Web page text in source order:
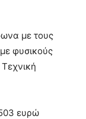
με τους
φυσικούς
ευρώ